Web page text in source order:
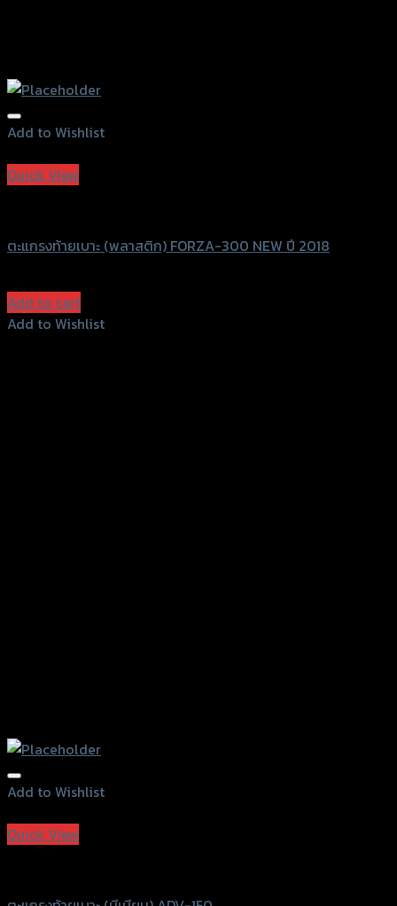
Add to Wishlist
Quick View
ตะแกรงท้ายเบาะ (พลาสติก) FORZA-300 NEW ปี 2018
Add to cart
Add to Wishlist
Add to Wishlist
Quick View